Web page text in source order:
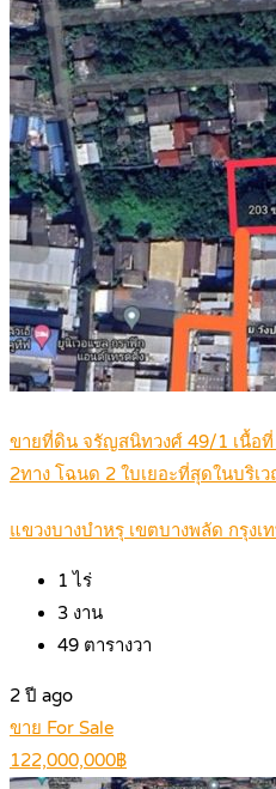
ขายที่ดิน จรัญสนิทวงศ์ 49/1 เนื้อที่
2ทาง โฉนด 2 ใบเยอะที่สุดในบริ
แขวงบางบำหรุ เขตบางพลัด กรุงเ
1 ไร่
3 งาน
49 ตารางวา
2 ปี ago
ขาย For Sale
122,000,000฿